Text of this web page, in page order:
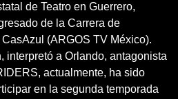
de Teatro en Guerrero,
de la Carrera de
(ARGOS TV México).
interpretó a Orlando, antagonista
actualmente, ha sido
en la segunda temporada